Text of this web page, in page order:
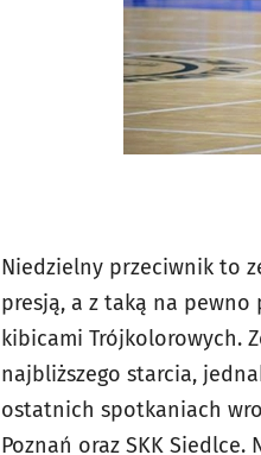
Niedzielny przeciwnik to
presją, a z taką na pewno
kibicami Trójkolorowych.
najbliższego starcia,
ostatnich spotkaniach
Poznań oraz SKK